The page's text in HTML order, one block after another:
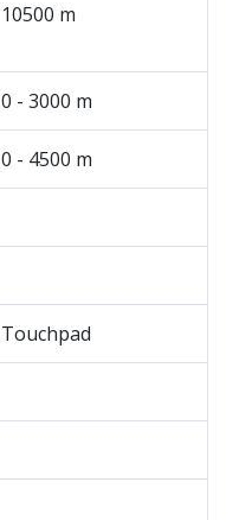
10500 m
0 - 3000 m
0 - 4500 m
Touchpad